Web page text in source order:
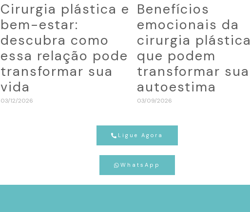
Cirurgia plástica e
bem-estar:
descubra como
essa relação pode
transformar sua
vida
03/12/2026
Benefícios
emocionais da
cirurgia plástica
que podem
transformar sua
autoestima
03/09/2026
Ligue Agora
WhatsApp